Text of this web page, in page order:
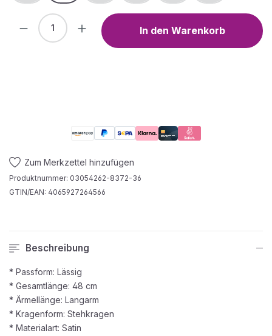
Produkt Anzahl: Gib den gewünschten
In den Warenkorb
Zum Merkzettel hinzufügen
Produktnummer: 03054262-8372-36
GTIN/EAN: 4065927264566
Beschreibung
* Passform: Lässig
* Gesamtlänge: 48 cm
* Ärmellänge: Langarm
* Kragenform: Stehkragen
* Materialart: Satin